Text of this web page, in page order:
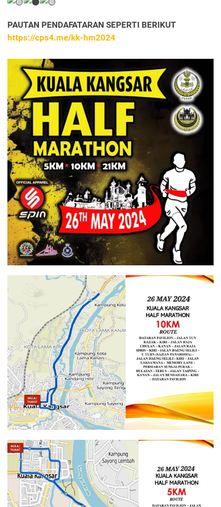
PAUTAN PENDAFATARAN SEPERTI BERIKUT
https://cps4.me/kk-hm2024